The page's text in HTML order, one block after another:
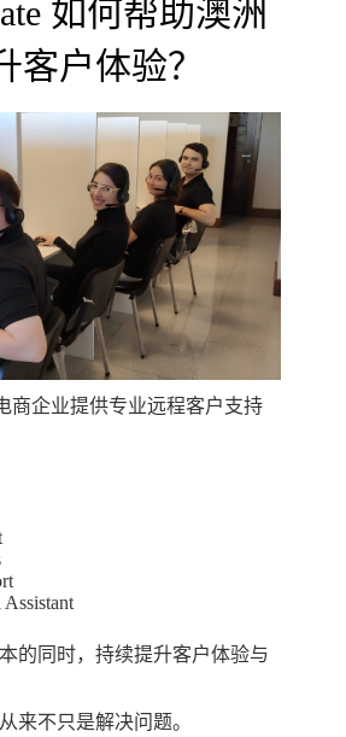
如何帮助澳洲
客户体验？
商企业提供专业远程客户支持
的同时，持续提升客户体验与
来不只是解决问题。